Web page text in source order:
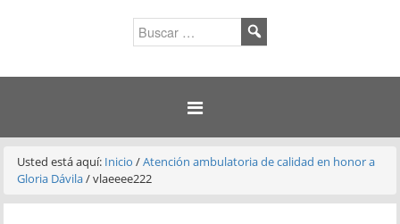
Usted está aquí: Inicio/Atención ambulatoria de calidad en honor a
Gloria Dávila/vlaeeee222